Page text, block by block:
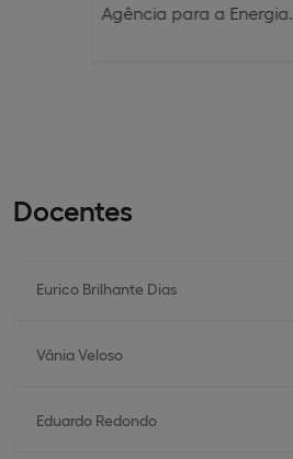
Agência para a Energia.
Docentes
Eurico Brilhante Dias
Vânia Veloso
Eduardo Redondo